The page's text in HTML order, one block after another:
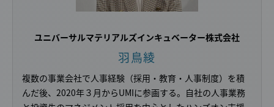
ユニバーサルマテリアルズインキュベーター株式会社
羽鳥綾
複数の事業会社で人事経験（採用・教育・人事制度）を積
んだ後、2020年３月からUMIに参画する。自社の人事業務